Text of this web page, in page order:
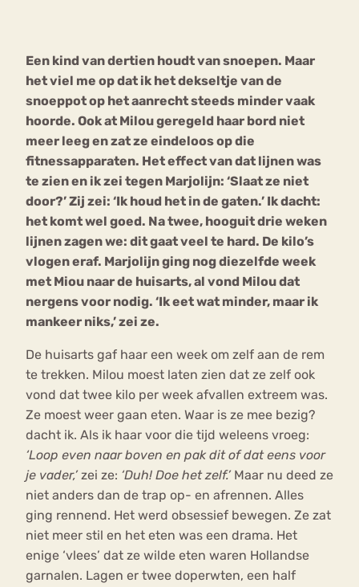
Een kind van dertien houdt van snoepen. Maar
het viel me op dat ik het dekseltje van de
snoeppot op het aanrecht steeds minder vaak
hoorde. Ook at Milou geregeld haar bord niet
meer leeg en zat ze eindeloos op die
fitnessapparaten. Het effect van dat lijnen was
te zien en ik zei tegen Marjolijn: ‘Slaat ze niet
door?’ Zij zei: ‘Ik houd het in de gaten.’ Ik dacht:
het komt wel goed. Na twee, hooguit drie weken
lijnen zagen we: dit gaat veel te hard. De kilo’s
vlogen eraf. Marjolijn ging nog diezelfde week
met Miou naar de huisarts, al vond Milou dat
nergens voor nodig. ‘Ik eet wat minder, maar ik
mankeer niks,’ zei ze.
De huisarts gaf haar een week om zelf aan de rem
te trekken. Milou moest laten zien dat ze zelf ook
vond dat twee kilo per week afvallen extreem was.
Ze moest weer gaan eten. Waar is ze mee bezig?
dacht ik. Als ik haar voor die tijd weleens vroeg:
‘Loop even naar boven en pak dit of dat eens voor
je vader,’ zei ze: ‘Duh! Doe het zelf.’ Maar nu deed ze
niet anders dan de trap op- en afrennen. Alles
ging rennend. Het werd obsessief bewegen. Ze zat
niet meer stil en het eten was een drama. Het
enige ‘vlees’ dat ze wilde eten waren Hollandse
garnalen. Lagen er twee doperwten, een half
Chat
Forum
mia
Nerv
osa
Eetstoornis Anorexia Nervosa
Eetbuien Piekeren Sport
Orthorexia
Afvallen Angst